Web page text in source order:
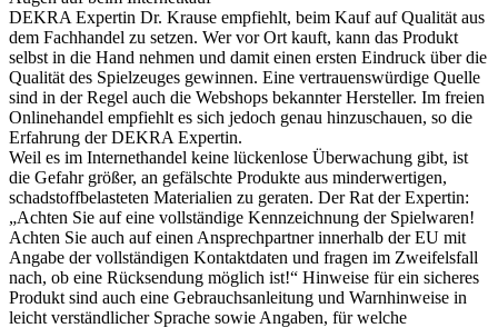
DEKRA Expertin Dr. Krause empfiehlt, beim Kauf auf Qualität aus
dem Fachhandel zu setzen. Wer vor Ort kauft, kann das Produkt
selbst in die Hand nehmen und damit einen ersten Eindruck über die
Qualität des Spielzeuges gewinnen. Eine vertrauenswürdige Quelle
sind in der Regel auch die Webshops bekannter Hersteller. Im freien
Onlinehandel empfiehlt es sich jedoch genau hinzuschauen, so die
Erfahrung der DEKRA Expertin.
Weil es im Internethandel keine lückenlose Überwachung gibt, ist
die Gefahr größer, an gefälschte Produkte aus minderwertigen,
schadstoffbelasteten Materialien zu geraten. Der Rat der Expertin:
„Achten Sie auf eine vollständige Kennzeichnung der Spielwaren!
Achten Sie auch auf einen Ansprechpartner innerhalb der EU mit
Angabe der vollständigen Kontaktdaten und fragen im Zweifelsfall
nach, ob eine Rücksendung möglich ist!“ Hinweise für ein sicheres
Produkt sind auch eine Gebrauchsanleitung und Warnhinweise in
leicht verständlicher Sprache sowie Angaben, für welche